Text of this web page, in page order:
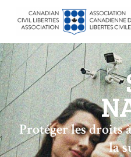
content
Protéger les droits
la